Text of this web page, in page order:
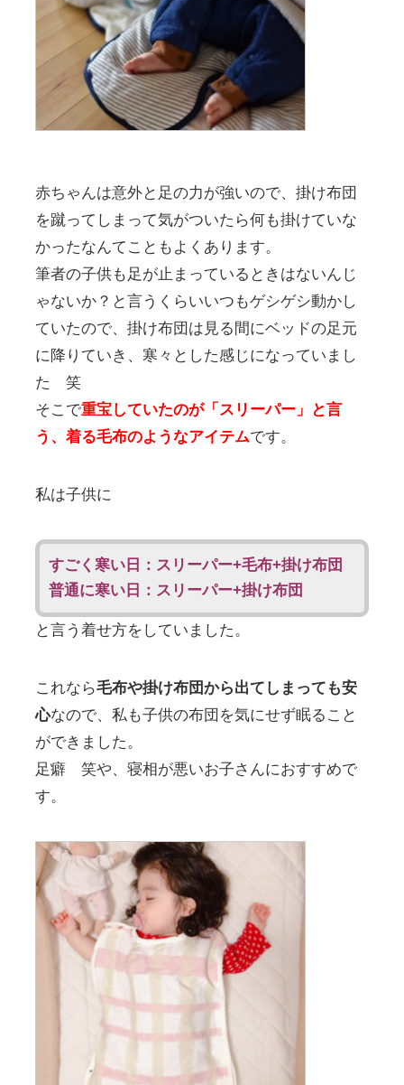
赤ちゃんは意外と足の力が強いので、掛け布団
を蹴ってしまって気がついたら何も掛けていな
かったなんてこともよくあります。
筆者の子供も足が止まっているときはないんじ
ゃないか？と言うくらいいつもゲシゲシ動かし
ていたので、掛け布団は見る間にベッドの足元
に降りていき、寒々とした感じになっていまし
た 笑
そこで重宝していたのが「スリーパー」と言
う、着る毛布のようなアイテムです。
私は子供に
すごく寒い日：スリーパー+毛布+掛け布団
普通に寒い日：スリーパー+掛け布団
と言う着せ方をしていました。
これなら毛布や掛け布団から出てしまっても安
心なので、私も子供の布団を気にせず眠ること
ができました。
足癖 笑や、寝相が悪いお子さんにおすすめで
す。